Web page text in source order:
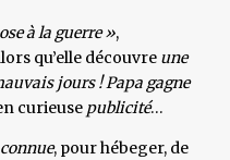
à la guerre »,
qu’elle découvre une
jours ! Papa gagne
curieuse publicité…
, pour hébeger, de